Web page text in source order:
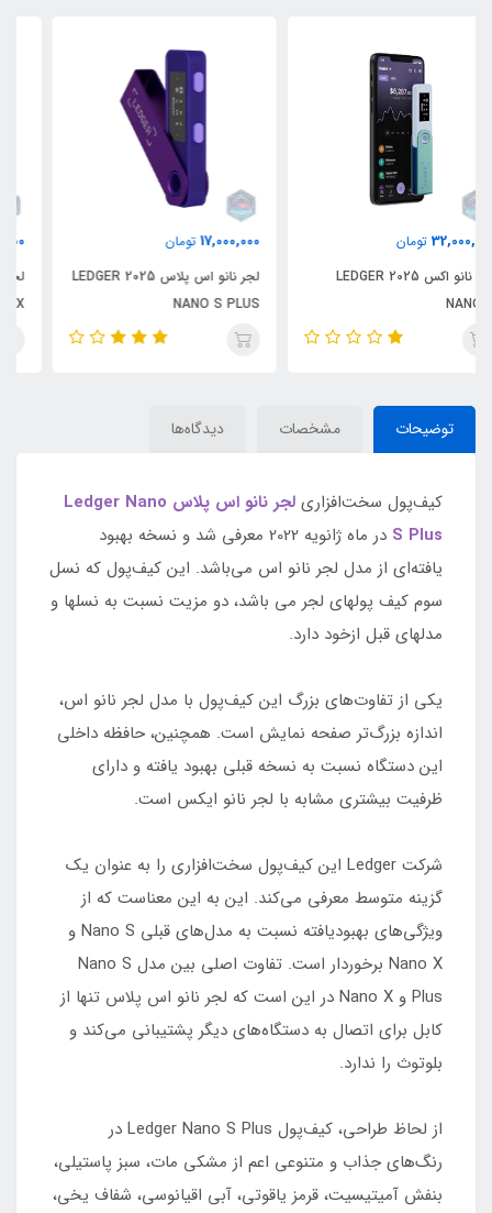
17,000,000
لجر نانو اس پلاس 2025 LEDGER
32,000,000
لجر نانو اکس 2025 LEDGER
NANO X
توضیحات مشخصات دیدگاه‌ها
کیف‌پول سخت‌افزاری
لجر نانو اس پلاس Ledger Nano
S Plus
در ماه ژانویه 2022 معرفی شد و نسخه بهبود
یافته‌ای از مدل لجر نانو اس می‌باشد. این کیف‌پول كه نسل
سوم كيف پولهاي لجر مي باشد، دو مزيت نسبت به نسلها و
مدلهاي قبل ازخود دارد.
یکی از تفاوت‌های بزرگ این کیف‌پول با مدل لجر نانو اس،
اندازه بزرگ‌تر صفحه نمایش است. همچنین، حافظه داخلی
این دستگاه نسبت به نسخه قبلی بهبود یافته و دارای
ظرفیت بیشتری مشابه با لجر نانو ایکس است.
شرکت Ledger این کیف‌پول سخت‌افزاری را به عنوان یک
گزینه متوسط معرفی می‌کند. این به این معناست که از
ویژگی‌های بهبود‌یافته نسبت به مدل‌های قبلی Nano S و
Nano X برخوردار است. تفاوت اصلی بین مدل Nano S
Plus و Nano X در این است که لجر نانو اس پلاس تنها از
کابل برای اتصال به دستگاه‌های دیگر پشتیبانی می‌کند و
بلوتوث را ندارد.
از لحاظ طراحی، کیف‌پول Ledger Nano S Plus در
رنگ‌های جذاب و متنوعی اعم از مشکی مات، سبز پاستیلی،
بنفش آمیتیسیت، قرمز یاقوتی، آبی اقیانوسی، شفاف یخی،